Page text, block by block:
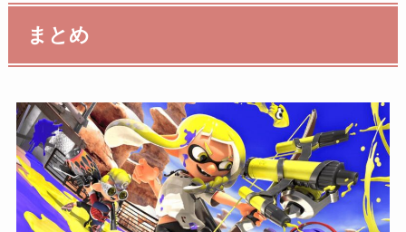
まとめ